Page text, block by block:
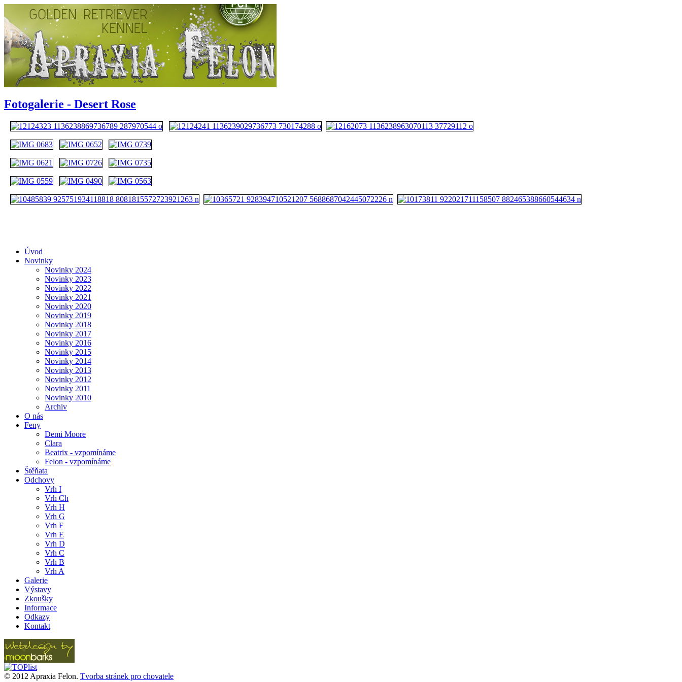
Fotogalerie - Desert Rose
Úvod
Novinky
Novinky 2024
Novinky 2023
Novinky 2022
Novinky 2021
Novinky 2020
Novinky 2019
Novinky 2018
Novinky 2017
Novinky 2016
Novinky 2015
Novinky 2014
Novinky 2013
Novinky 2012
Novinky 2011
Novinky 2010
Archiv
O nás
Feny
Demi Moore
Clara
Beatrix - vzpomínáme
Felon - vzpomínáme
Štěňata
Odchovy
Vrh I
Vrh Ch
Vrh H
Vrh G
Vrh F
Vrh E
Vrh D
Vrh C
Vrh B
Vrh A
Galerie
Výstavy
Zkoušky
Informace
Odkazy
Kontakt
© 2012 Apraxia Felon. Tvorba stránek pro chovatele